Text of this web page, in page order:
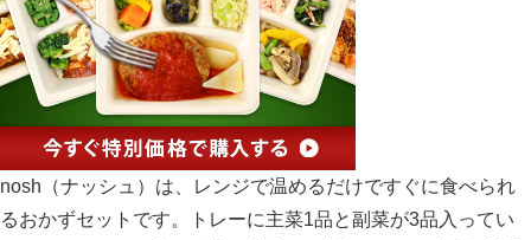
nosh（ナッシュ）は、レンジで温めるだけですぐに食べられ
るおかずセットです。トレーに主菜1品と副菜が3品入ってい